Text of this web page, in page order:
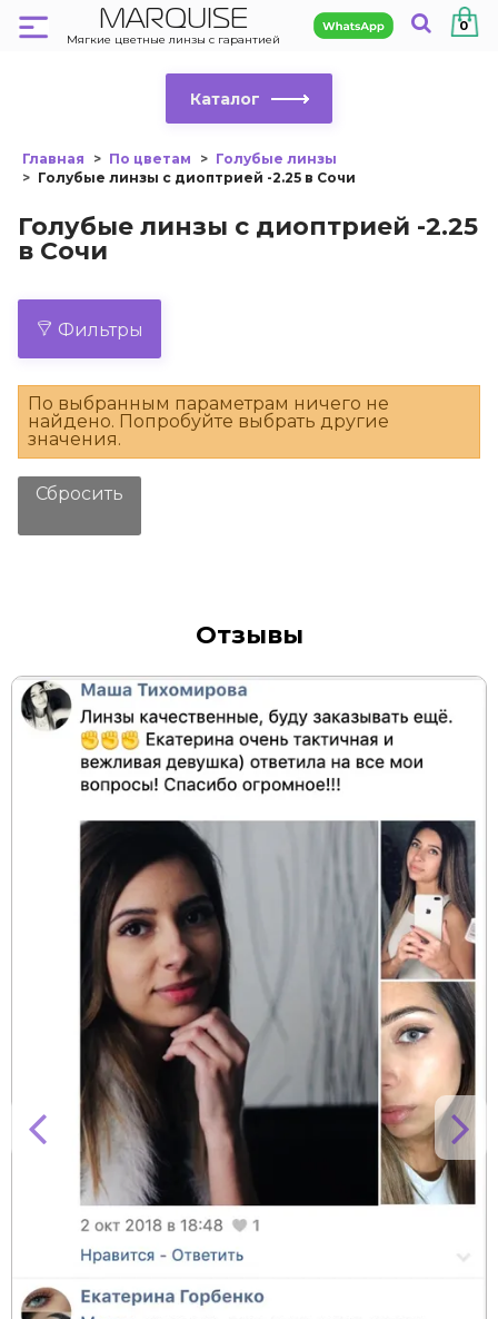
MARQUISE
Мягкие цветные линзы с гарантией
0
Каталог
Главная По цветам
Голубые линзы
Голубые линзы с диоптрией -2.25 в Сочи
Голубые линзы с диоптрией -2.25
в Сочи
Фильтры
По выбранным параметрам ничего не
найдено. Попробуйте выбрать другие
значения.
Сбросить
Отзывы